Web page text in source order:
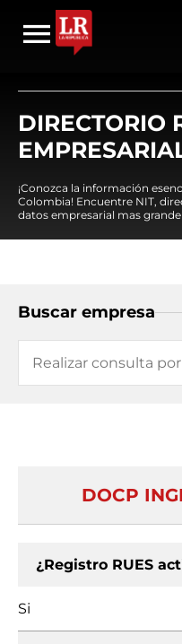
DIRECTORIO
¡Conozca la información
Colombia! Encuentre NIT,
datos empresarial mas grande
Buscar empresa
DOCP
¿Registro RUES
Si